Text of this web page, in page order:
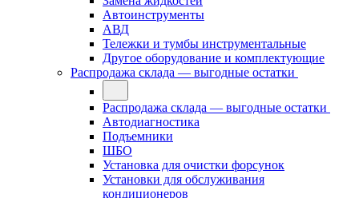
Автоинструменты
АВД
Тележки и тумбы инструментальные
Другое оборудование и комплектующие
Распродажа склада — выгодные остатки
Распродажа склада — выгодные остатки
Автодиагностика
Подъемники
ШБО
Установка для очистки форсунок
Установки для обслуживания
кондиционеров